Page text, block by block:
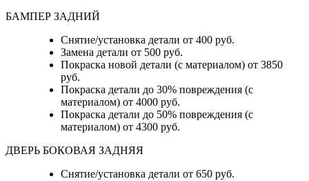
БАМПЕР ЗАДНИЙ
Снятие/установка детали от 400 руб.
Замена детали от 500 руб.
Покраска новой детали (с материалом) от 3850
руб.
Покраска детали до 30% повреждения (с
материалом) от 4000 руб.
Покраска детали до 50% повреждения (с
материалом) от 4300 руб.
ДВЕРЬ БОКОВАЯ ЗАДНЯЯ
Снятие/установка детали от 650 руб.